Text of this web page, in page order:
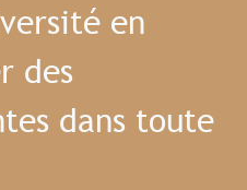
en
des
dans toute